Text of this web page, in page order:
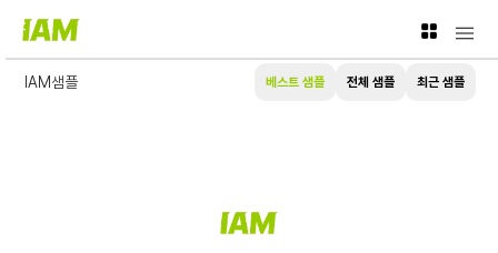
IAM샘플 베스트 샘플 전체 샘플 최근 샘플
<